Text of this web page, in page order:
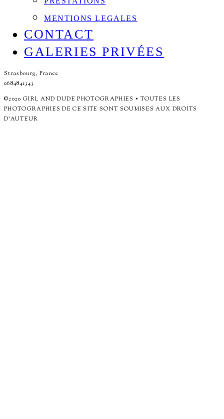
MENTIONS LEGALES
CONTACT
GALERIES PRIVÉES
Strasbourg, France
0684841343
©2020 GIRL AND DUDE PHOTOGRAPHIES • TOUTES LES
PHOTOGRAPHIES DE CE SITE SONT SOUMISES AUX DROITS
D'AUTEUR